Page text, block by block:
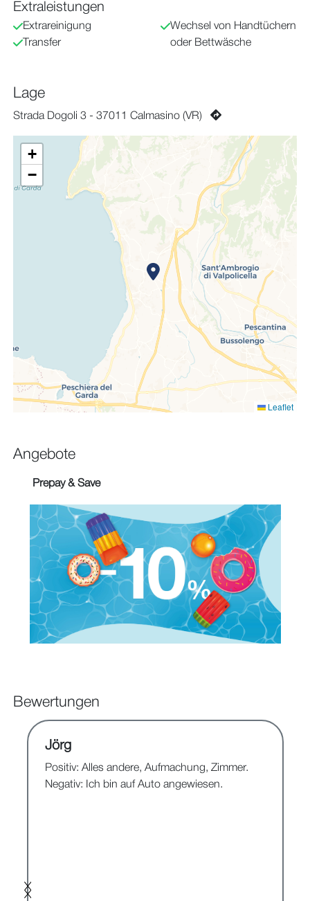
Extraleistungen
Extrareinigung
Transfer
Wechsel von Handtüchern
oder Bettwäsche
Lage
Strada Dogoli 3 - 37011 Calmasino (VR)
+
−
Leaflet
Angebote
Prepay & Save
Bewertungen
Jörg
Positiv: Alles andere, Aufmachung, Zimmer.
Negativ: Ich bin auf Auto angewiesen.